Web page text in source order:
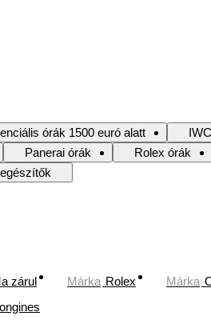
órák 1500 euró alatt
Panerai órák Rolex órák
zárul Márka Rolex Márka